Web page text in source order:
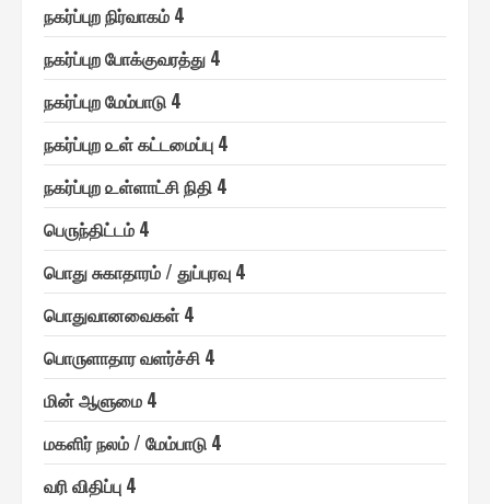
ந௧ர்ப்புற நிர்வா௧ம் 4
ந௧ர்ப்புற போக்குவரத்து 4
ந௧ர்ப்புற மேம்பாடு 4
ந௧ர்ப்புற ௨ள் ௧ட்டமைப்பு 4
ந௧ர்ப்புற ௨ள்ளாட்சி நிதி 4
பெ௫ந்திட்டம் 4
பொது சுகாதாரம் / துப்புரவு 4
பொதுவானவை௧ள் 4
பொ௫ளாதார வளர்ச்சி 4
மின் ஆளுமை 4
ம௧ளிர் நலம் / மேம்பாடு 4
வரி விதிப்பு 4